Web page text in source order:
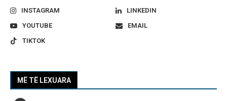
INSTAGRAM
LINKEDIN
YOUTUBE
EMAIL
TIKTOK
MË TË LEXUARA